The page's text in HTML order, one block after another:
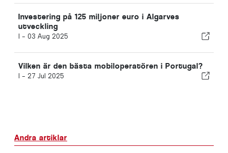
Investering på 125 miljoner euro i Algarves
utveckling
I - 03 Aug 2025
Vilken är den bästa mobiloperatören i Portugal?
I - 27 Jul 2025
Andra artiklar